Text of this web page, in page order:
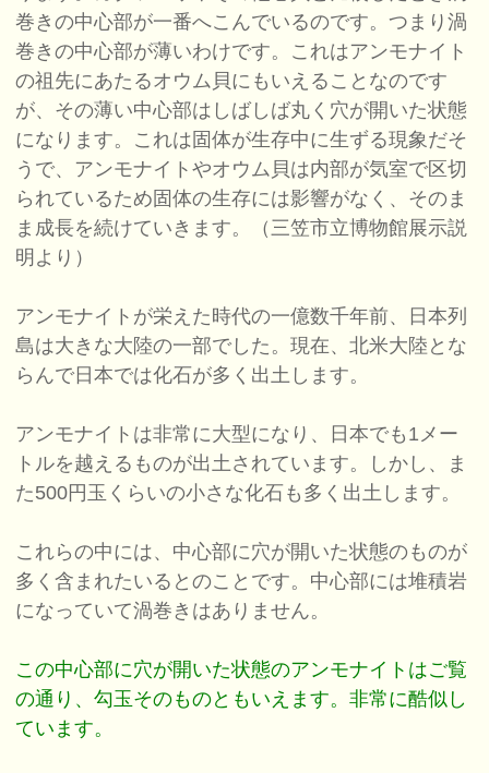
巻きの中心部が一番へこんでいるのです。つまり渦
巻きの中心部が薄いわけです。これはアンモナイト
の祖先にあたるオウム貝にもいえることなのです
が、その薄い中心部はしばしば丸く穴が開いた状態
になります。これは固体が生存中に生ずる現象だそ
うで、アンモナイトやオウム貝は内部が気室で区切
られているため固体の生存には影響がなく、そのま
ま成長を続けていきます。（三笠市立博物館展示説
明より）
アンモナイトが栄えた時代の一億数千年前、日本列
島は大きな大陸の一部でした。現在、北米大陸とな
らんで日本では化石が多く出土します。
アンモナイトは非常に大型になり、日本でも1メー
トルを越えるものが出土されています。しかし、ま
た500円玉くらいの小さな化石も多く出土します。
これらの中には、中心部に穴が開いた状態のものが
多く含まれたいるとのことです。中心部には堆積岩
になっていて渦巻きはありません。
この中心部に穴が開いた状態のアンモナイトはご覧
の通り、勾玉そのものともいえます。非常に酷似し
ています。